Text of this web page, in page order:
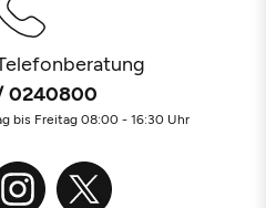
0240800
bis Freitag 08:00 - 16:30 Uhr